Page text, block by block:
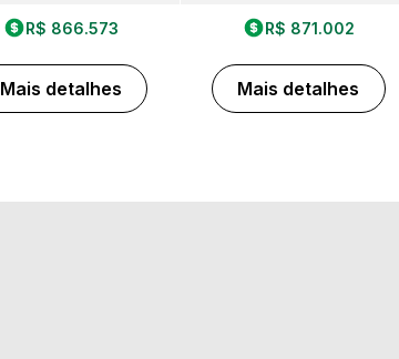
R$ 866.573
Mais detalhes
R$ 871.002
Mais detalhes